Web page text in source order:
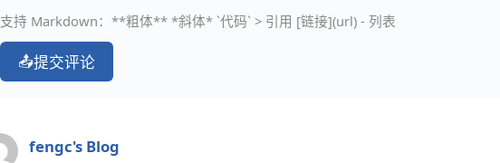
支持 Markdown：**粗体** *斜体* `代码` > 引用 [链接](url) - 列表
📤提交评论
fengc's Blog